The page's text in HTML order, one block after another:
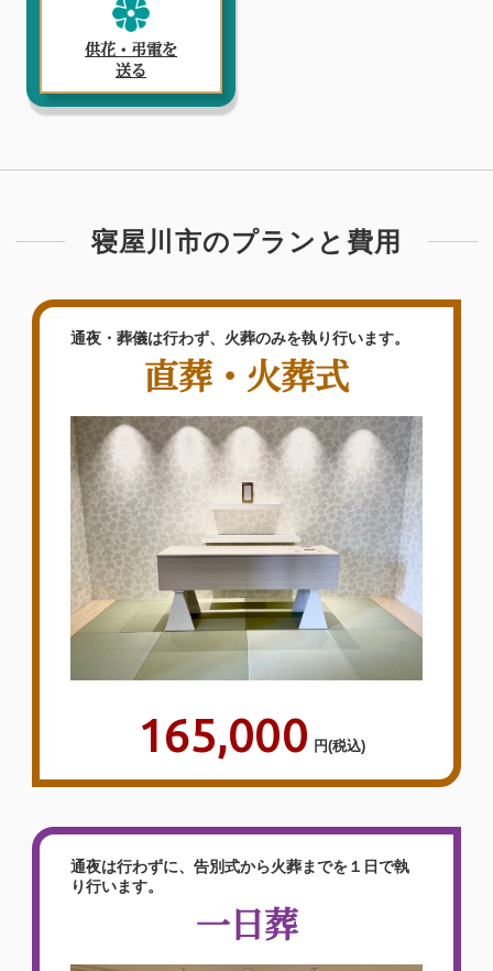
供花・弔電を
送る
寝屋川市のプランと費用
通夜・葬儀は行わず、火葬のみを執り行います。
直葬・火葬式
165,000 円(税込)
通夜は行わずに、告別式から火葬までを１日で執
り行います。
一日葬